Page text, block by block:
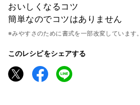
おいしくなるコツ
簡単なのでコツはありません
※みやすさのために書式を一部改変しています。
このレシピをシェアする